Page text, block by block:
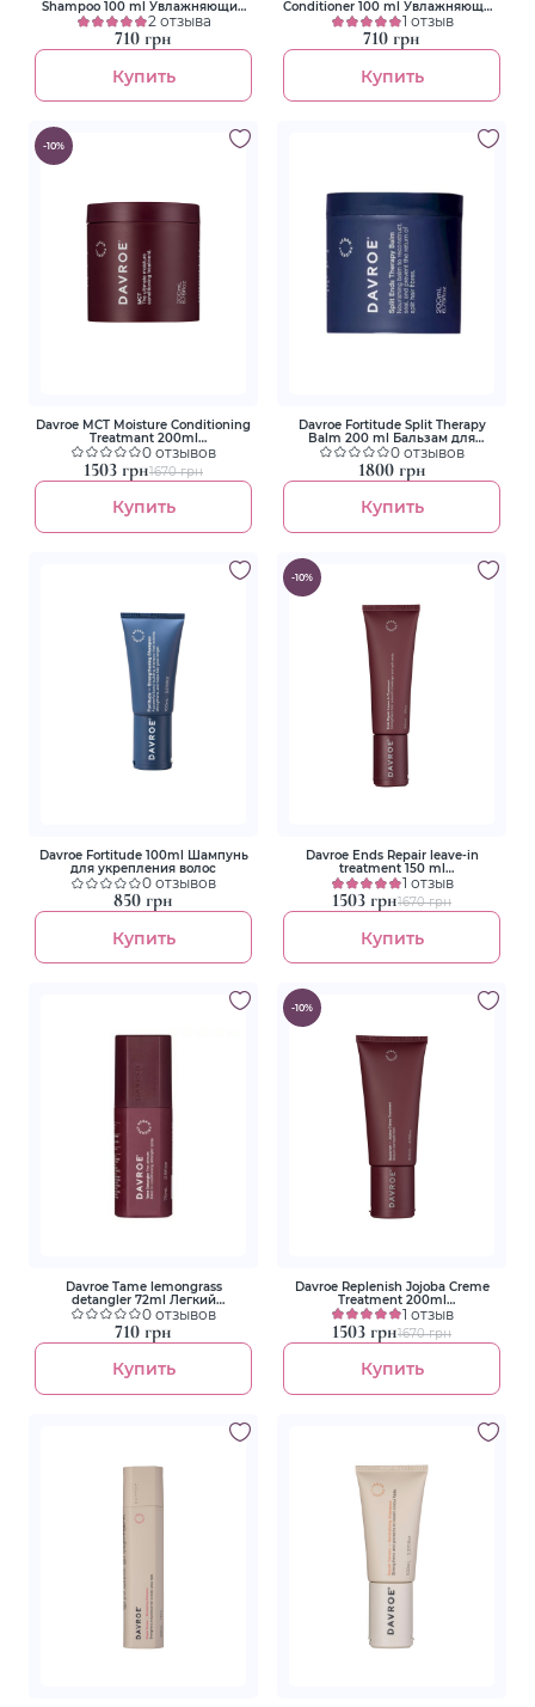
Shampoo 100 ml Увлажняющий
шампунь2 отзыва
710 грн
Купить
Conditioner 100 ml Увлажняющий
кондиционер
1 отзыв
710 грн
Купить
-10%
Davroe MCT Moisture Conditioning
Treatmant 200ml
Кондиционирующее средство
для глубокого увлажнения волос
0 отзывов
1503 грн1670 грн
Купить
Davroe Fortitude Split Therapy
Balm 200 ml Бальзам для
секущихся кончиков волос
0 отзывов
1800 грн
Купить
Davroe Fortitude 100ml Шампунь
для укрепления волос
0 отзывов
850 грн
Купить
-10%
Davroe Ends Repair leave-in
treatment 150 ml
Восстанавливающее средство
для кончиков волос
1 отзыв
1503 грн1670 грн
Купить
Davroe Tame lemongrass
detangler 72ml Легкий
несмываемый кондиционер
0 отзывов
710 грн
Купить
-10%
Davroe Replenish Jojoba Creme
Treatment 200ml
Восстанавливающее средство с
маслом жожоба
1 отзыв
1503 грн1670 грн
Купить